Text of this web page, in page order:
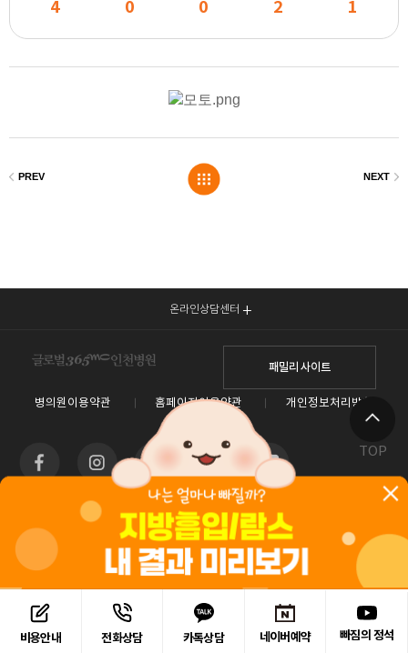
4 0 0 2 1
비용안내 전화상담 카톡상담 네이버예약 빠짐의 정석
TOP
온라인상담센터
패밀리 사이트
병의원이용약관 홈페이지이용약관 개인정보처리방침
인천광역시 남동구 예술로 138(구월동) 이토타워 4층 글로벌365mc병원
대표전화 1577-3653
사업자등록번호 : 550-26-00960 / 안재현
홈페이지관리 (주)365mc / 서울특별시 서초구 서초대로52길 7, 3~4층(서초동, 제일빌딩) /
120-87-04354 / 김남철
Copyright 2019 ⓒ 365mc Diet Clinic All rights reserved.